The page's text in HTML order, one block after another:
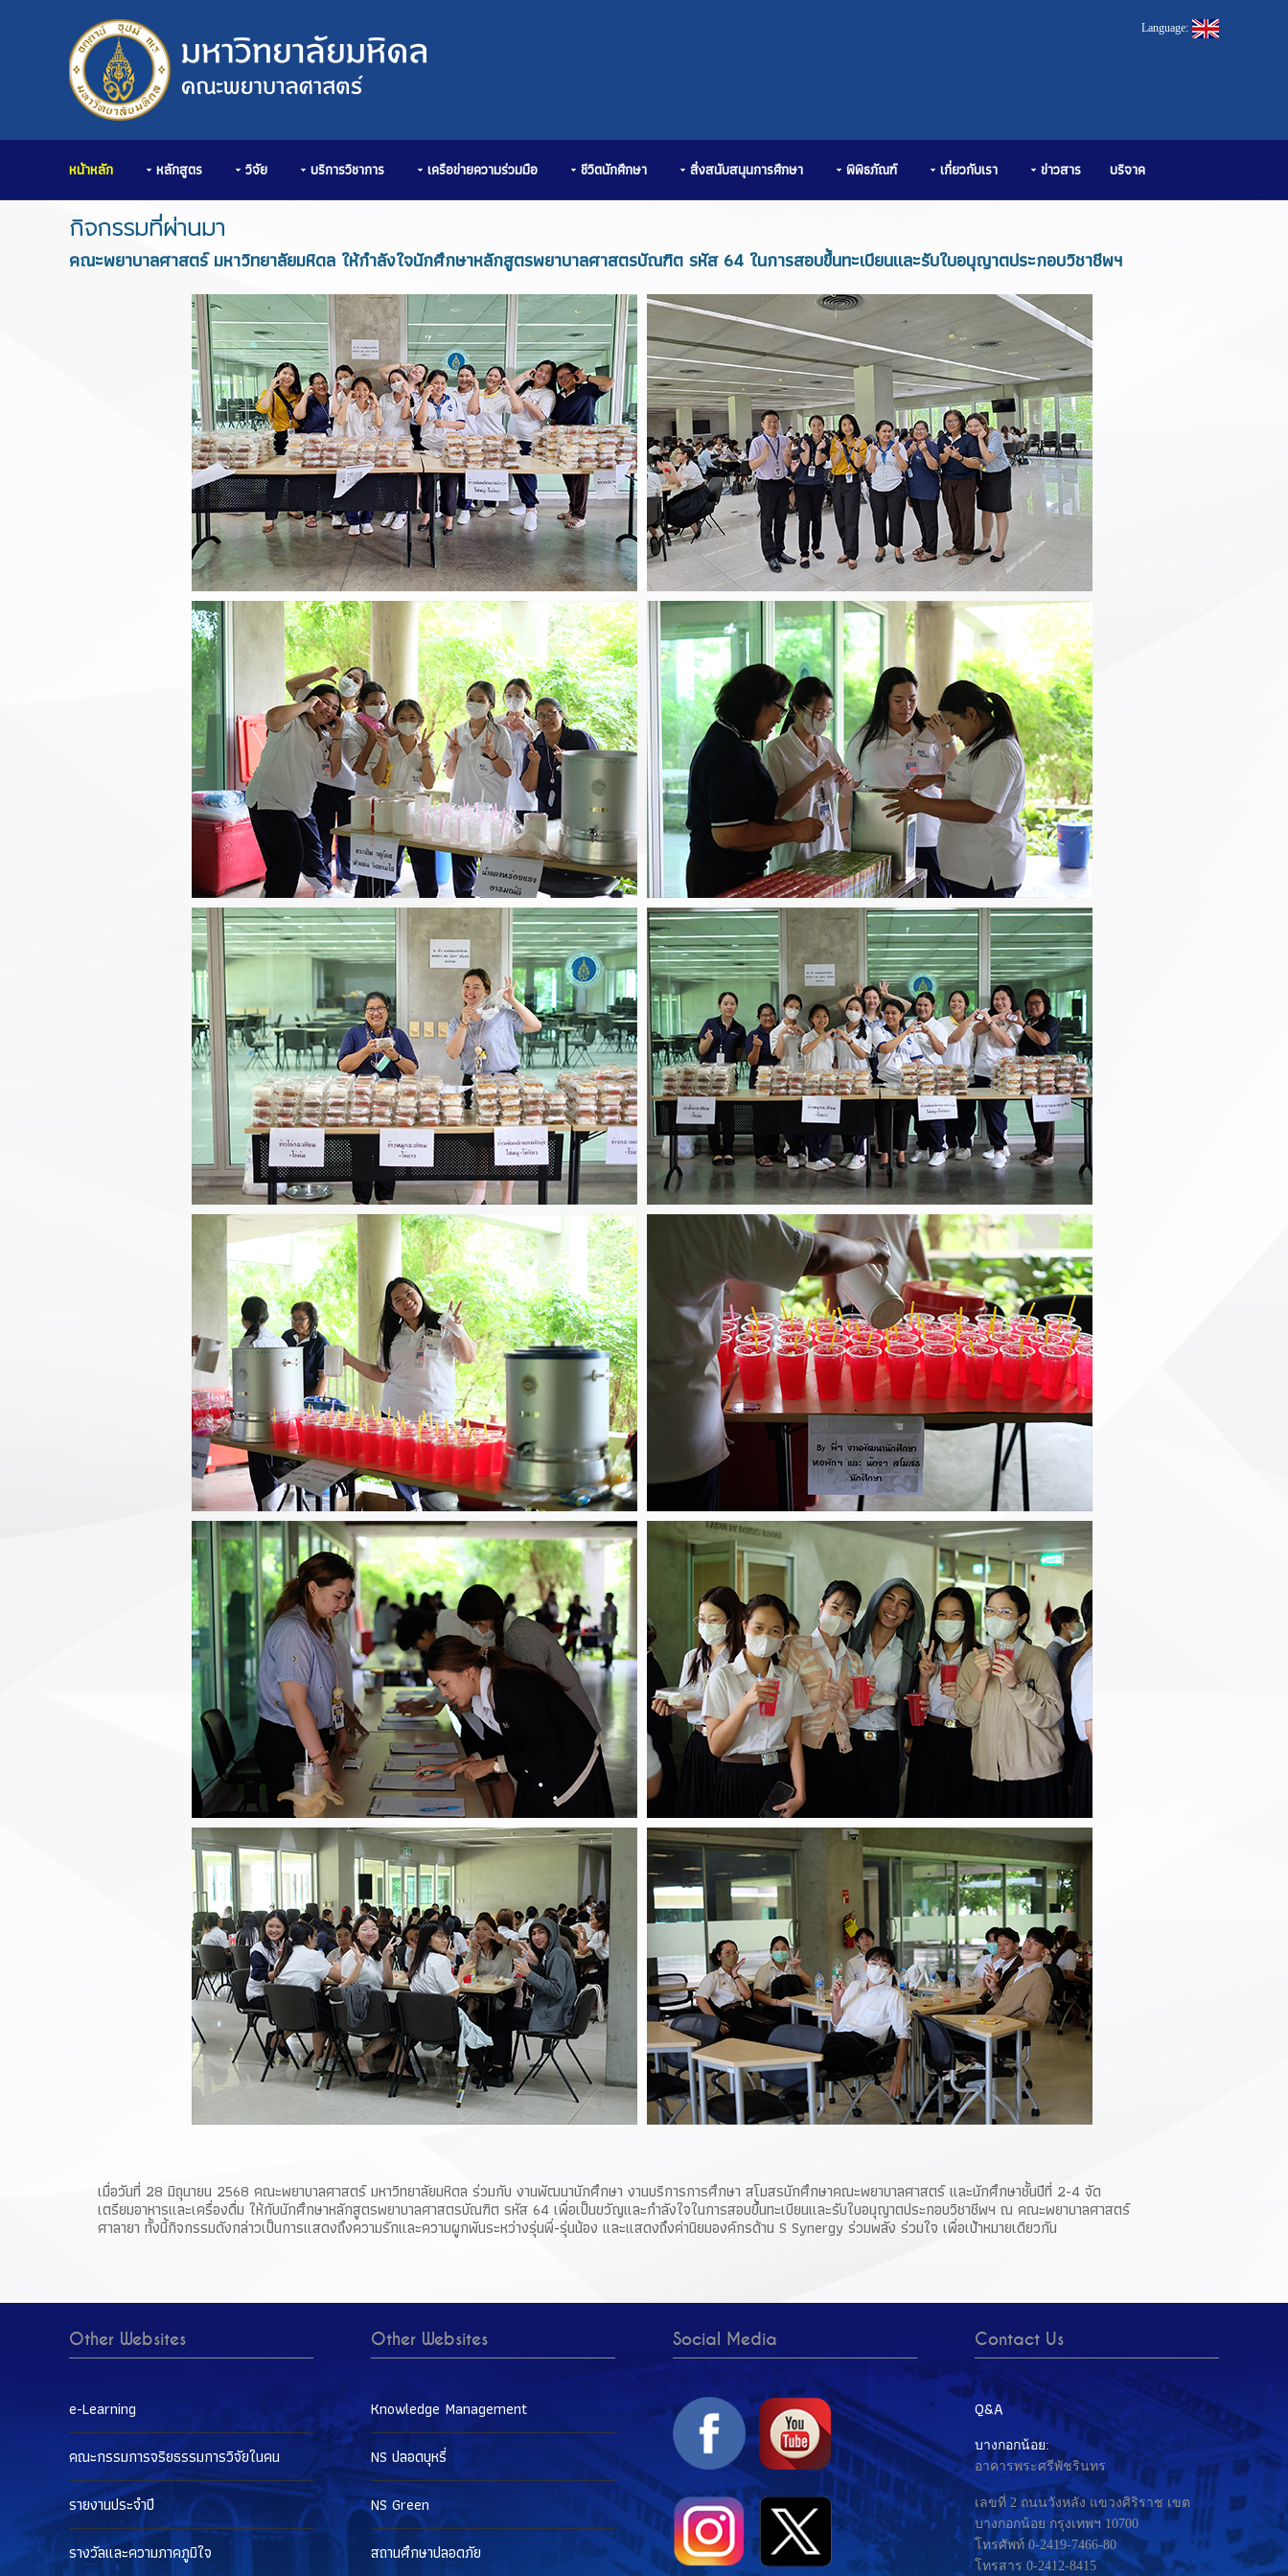
Language:
หน้าหลัก หลักสูตร วิจัย บริการวิชาการ เครือข่ายความร่วมมือ ชีวิตนักศึกษา สิ่งสนับสนุนการศึกษา พิพิธภัณฑ์ เกี่ยวกับเรา ข่าวสาร บริจาค
กิจกรรมที่ผ่านมา
คณะพยาบาลศาสตร์ มหาวิทยาลัยมหิดล ให้กำลังใจนักศึกษาหลักสูตรพยาบาลศาสตรบัณฑิต รหัส 64 ในการสอบขึ้นทะเบียนและรับใบอนุญาตประกอบวิชาชีพฯ
เมื่อวันที่ 28 มิถุนายน 2568 คณะพยาบาลศาสตร์ มหาวิทยาลัยมหิดล ร่วมกับ งานพัฒนานักศึกษา งานบริการการศึกษา สโมสรนักศึกษาคณะพยาบาลศาสตร์ และนักศึกษาชั้นปีที่ 2-4 จัด
เตรียมอาหารและเครื่องดื่ม ให้กับนักศึกษาหลักสูตรพยาบาลศาสตรบัณฑิต รหัส 64 เพื่อเป็นขวัญและกำลังใจในการสอบขึ้นทะเบียนและรับใบอนุญาตประกอบวิชาชีพฯ ณ คณะพยาบาลศาสตร์
ศาลายา ทั้งนี้กิจกรรมดังกล่าวเป็นการแสดงถึงความรักและความผูกพันระหว่างรุ่นพี่-รุ่นน้อง และแสดงถึงค่านิยมองค์กรด้าน S Synergy ร่วมพลัง ร่วมใจ เพื่อเป้าหมายเดียวกัน
Other Websites
e-Learning
คณะกรรมการจริยธรรมการวิจัยในคน
รายงานประจำปี
รางวัลและความภาคภูมิใจ
Other Websites
Knowledge Management
NS ปลอดบุหรี่
NS Green
สถานศึกษาปลอดภัย
Social Media Contact Us
Q&A
บางกอกน้อย:
อาคารพระศรีพัชรินทร
เลขที่ 2 ถนนวังหลัง แขวงศิริราช เขต
บางกอกน้อย กรุงเทพฯ 10700
โทรศัพท์ 0-2419-7466-80
โทรสาร 0-2412-8415